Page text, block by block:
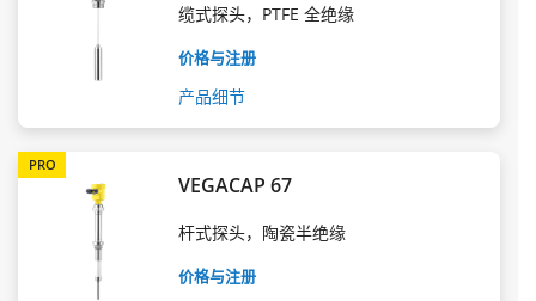
缆式探头，PTFE 全绝缘
价格与注册
产品细节
PRO
VEGACAP 67
杆式探头，陶瓷半绝缘
价格与注册